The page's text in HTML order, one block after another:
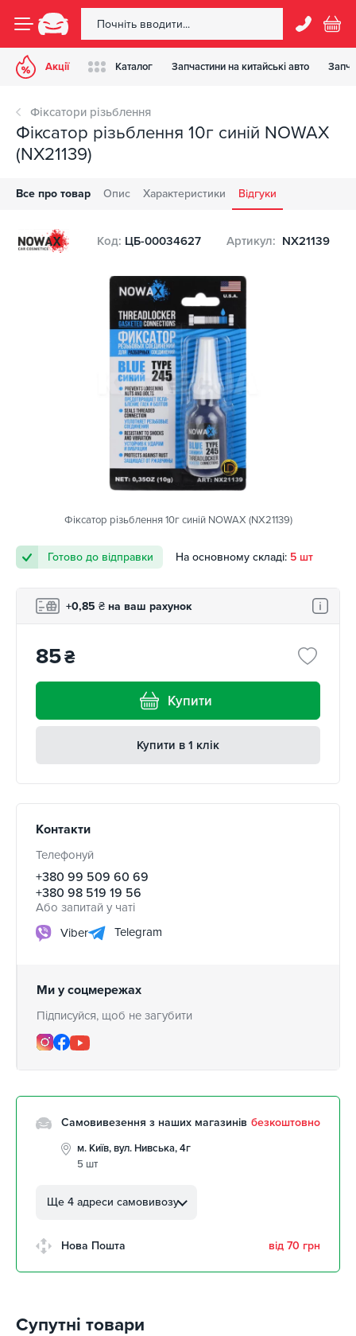
Акції Каталог Запчастини на китайські авто
Фіксатори різьблення
Фіксатор різьблення 10г синій NOWAX
(NX21139)
Все про товар Опис Характеристики Відгуки
Код: ЦБ-00034627 Артикул: NX21139
Фіксатор різьблення 10г синій NOWAX (NX21139)
Готово до відправки На основному складі: 5 шт
+0,85 ₴ на ваш рахунок
85₴
Купити
Купити в 1 клік
Контакти
Телефонуй
+380 99 509 60 69
+380 98 519 19 56
Або запитай у чаті
Viber
Telegram
Ми у соцмережах
Підписуйся, щоб не загубити
Самовивезення з наших магазинів безкоштовно
м. Київ, вул. Нивська, 4г
5 шт
Автолюбителів, 8а
Клинцівський авторинок
м. Київ, вул. Остафія
Ще 4 адреси самовивозу
Нова Пошта від 70 грн
Супутні товари